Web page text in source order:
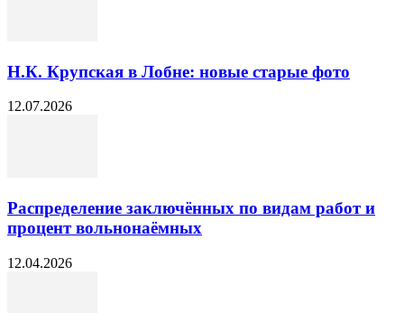
Н.К. Крупская в Лобне: новые старые фото
12.07.2026
Распределение заключённых по видам работ и
процент вольнонаёмных
12.04.2026